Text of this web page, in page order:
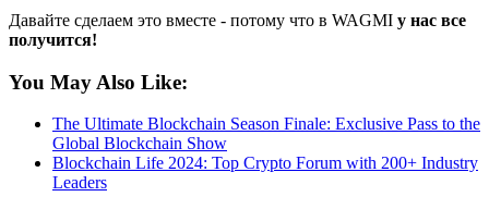
Давайте сделаем это вместе - потому что в WAGMI у нас все
получится!
You May Also Like:
The Ultimate Blockchain Season Finale: Exclusive Pass to the
Global Blockchain Show
Blockchain Life 2024: Top Crypto Forum with 200+ Industry
Leaders